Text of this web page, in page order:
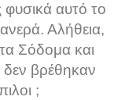
αυτό το
Αλήθεια,
Σόδομα και
δεν βρέθηκαν
;